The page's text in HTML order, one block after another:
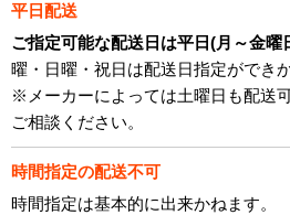
平日配送
ご指定可能な配送日は平日(月～金曜
曜・日曜・祝日は配送日指定ができか
※メーカーによっては土曜日も配送
ご相談ください。
時間指定の配送不可
時間指定は基本的に出来かねます。